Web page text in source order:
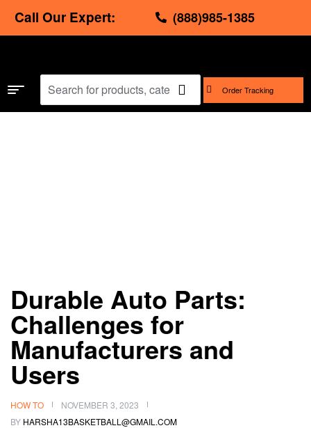
Call Our Expert: (888)985-1385
Order Tracking
Durable Auto Parts:
Challenges for
Manufacturers and
Users
HOW TO
NOVEMBER 3, 2023
BY HARSHA13BASKETBALL@GMAIL.COM